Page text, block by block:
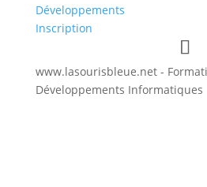
Développements
Inscription
www.lasourisbleue.net -
Développements Informatiques